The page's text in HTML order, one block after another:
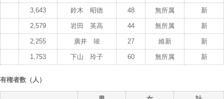
3,643 鈴木 昭徳 48 無所属 新
2,579 岩田 英高 44 無所属 新
2,255 廣井 竣 27 維新 新
1,753 下山 玲子 60 無所属 新
有権者数（人）